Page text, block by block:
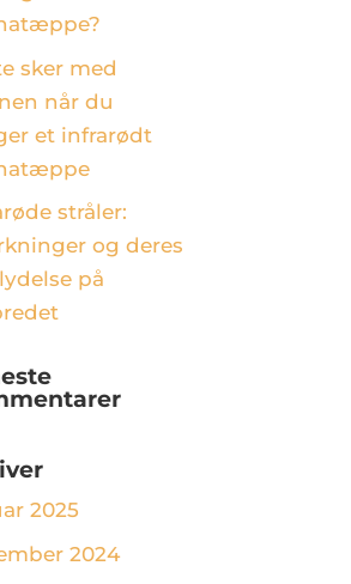
sker med
når du
et infrarødt
stråler:
og deres
på
2025
2024